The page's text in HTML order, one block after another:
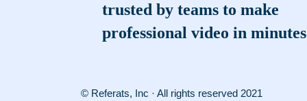
trusted by teams to make
professional video in minutes
© Referats, Inc · All rights reserved 2021